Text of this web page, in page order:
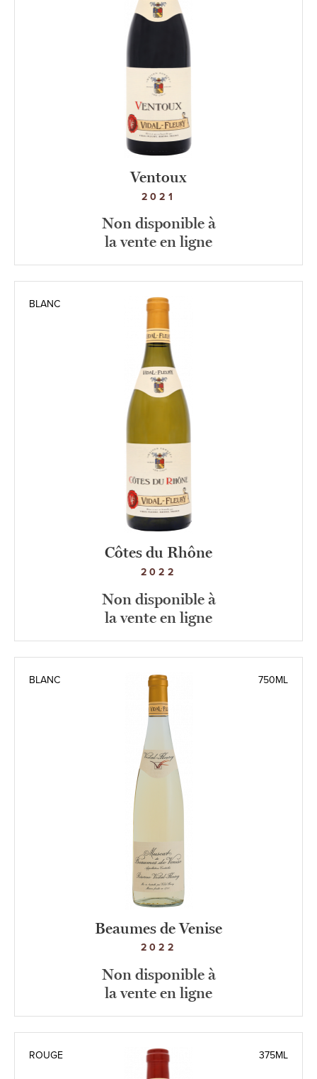
Ventoux
2021
Non disponible à
la vente en ligne
BLANC
Côtes du Rhône
2022
Non disponible à
la vente en ligne
BLANC 750ML
Beaumes de Venise
2022
Non disponible à
la vente en ligne
ROUGE 375ML